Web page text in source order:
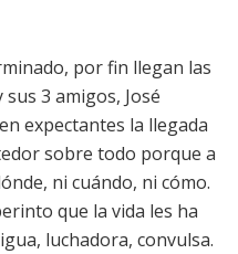
por fin llegan las
3 amigos, José
expectantes la llegada
sobre todo porque a
ni cuándo, ni cómo.
que la vida les ha
luchadora, convulsa.